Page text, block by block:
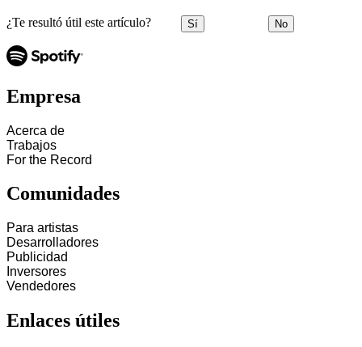
¿Te resultó útil este artículo? Sí No
Empresa
Acerca de
Trabajos
For the Record
Comunidades
Para artistas
Desarrolladores
Publicidad
Inversores
Vendedores
Enlaces útiles